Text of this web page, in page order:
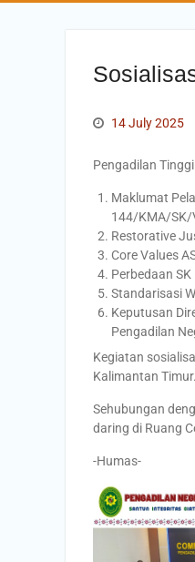
14 July 2025
Pengadilan
Maklumat
144/KMA/SK/
Restorative
Core Values
Perbedaan
Standarisasi
Keputusan
Pengadilan
Kegiatan
Kalimantan Timur.
Sehubungan
daring di Ruang
-Humas-